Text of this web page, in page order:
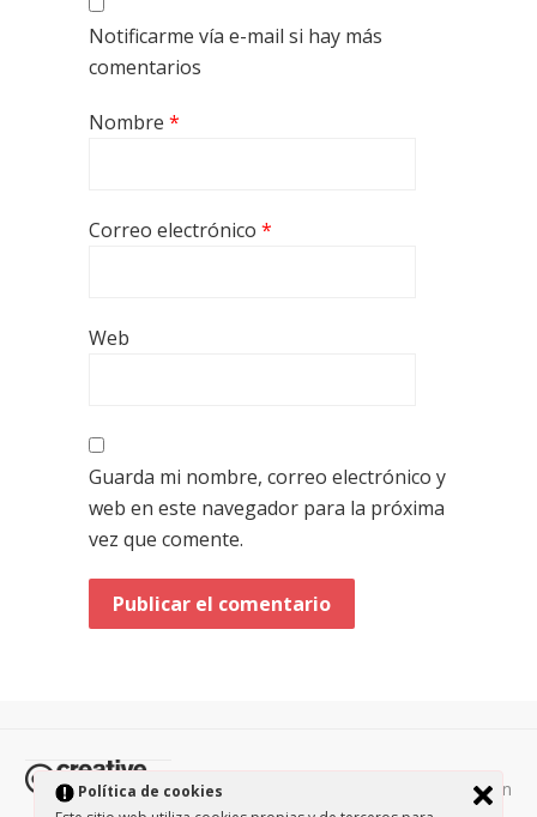
Política de cookies
Notificarme vía e-mail si hay más
comentarios
Nombre *
Correo electrónico *
Web
Guarda mi nombre, correo electrónico y
web en este navegador para la próxima
vez que comente.
Todos los contenidos de esta página están